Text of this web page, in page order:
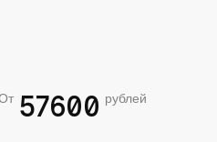
57600 рублей